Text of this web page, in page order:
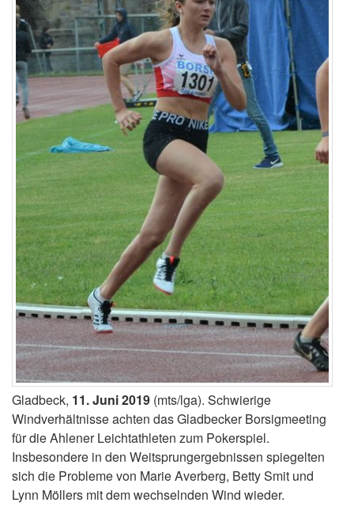
Gladbeck, 11. Juni 2019 (mts/lga). Schwierige
Windverhältnisse achten das Gladbecker Borsigmeeting
für die Ahlener Leichtathleten zum Pokerspiel.
Insbesondere in den Weitsprungergebnissen spiegelten
sich die Probleme von Marie Averberg, Betty Smit und
Lynn Möllers mit dem wechselnden Wind wieder.